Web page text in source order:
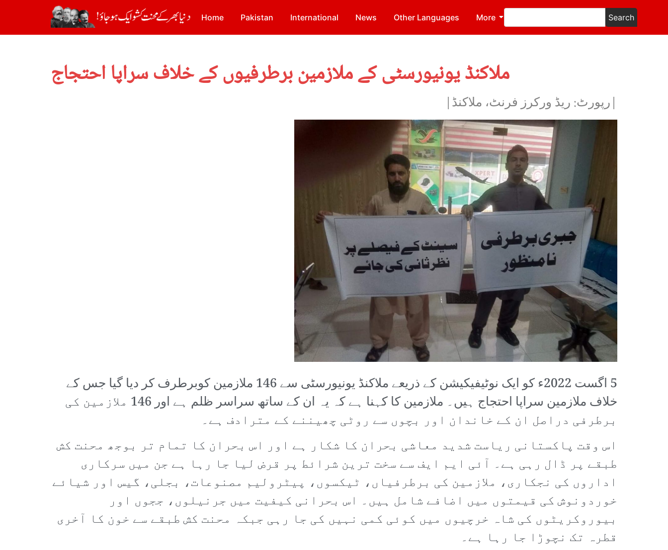
Home Pakistan International News Other Languages More Search
ملاکنڈ یونیورسٹی کے ملازمین برطرفیوں کے خلاف سراپا احتجاج
|رپورٹ: ریڈ ورکرز فرنٹ، ملاکنڈ|
5 اگست 2022ء کو ایک نوٹیفیکیشن کے ذریعے ملاکنڈ یونیورسٹی سے 146 ملازمین کوبرطرف کر دیا گیا جس کے
خلاف ملازمین سراپا احتجاج ہیں۔ ملازمین کا کہنا ہے کہ یہ ان کے ساتھ سراسر ظلم ہے اور 146 ملازمین کی
برطرفی دراصل ان کے خاندان اور بچوں سے روٹی چھیننے کے مترادف ہے۔
اس وقت پاکستانی ریاست شدید معاشی بحران کا شکار ہے اور اس بحران کا تمام تر بوجھ محنت کش
طبقے پر ڈال رہی ہے۔ آئی ایم ایف سے سخت ترین شرائط پر قرض لیا جا رہا ہے جن میں سرکاری
اداروں کی نجکاری، ملازمین کی برطرفیاں، ٹیکسوں، پیٹرولیم مصنوعات، بجلی، گیس اور شیائے
خوردونوش کی قیمتوں میں اضافے شامل ہیں۔ اس بحرانی کیفیت میں جرنیلوں، ججوں اور
بیوروکریٹوں کی شاہ خرچیوں میں کوئی کمی نہیں کی جا رہی جبکہ محنت کش طبقے سے خون کا آخری
قطرہ تک نچوڑا جا رہا ہے۔